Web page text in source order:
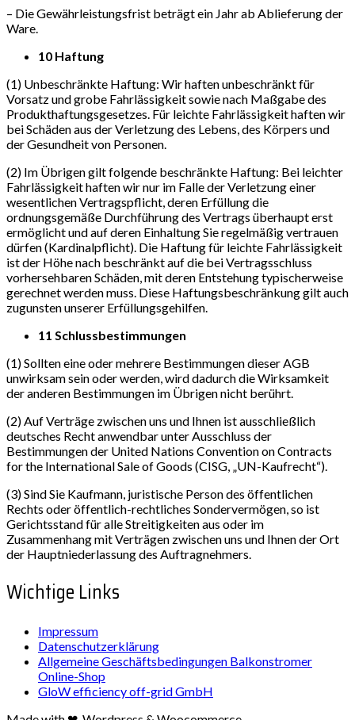
– Die Gewährleistungsfrist beträgt ein Jahr ab Ablieferung der
Ware.
10 Haftung
(1) Unbeschränkte Haftung: Wir haften unbeschränkt für
Vorsatz und grobe Fahrlässigkeit sowie nach Maßgabe des
Produkthaftungsgesetzes. Für leichte Fahrlässigkeit haften wir
bei Schäden aus der Verletzung des Lebens, des Körpers und
der Gesundheit von Personen.
(2) Im Übrigen gilt folgende beschränkte Haftung: Bei leichter
Fahrlässigkeit haften wir nur im Falle der Verletzung einer
wesentlichen Vertragspflicht, deren Erfüllung die
ordnungsgemäße Durchführung des Vertrags überhaupt erst
ermöglicht und auf deren Einhaltung Sie regelmäßig vertrauen
dürfen (Kardinalpflicht). Die Haftung für leichte Fahrlässigkeit
ist der Höhe nach beschränkt auf die bei Vertragsschluss
vorhersehbaren Schäden, mit deren Entstehung typischerweise
gerechnet werden muss. Diese Haftungsbeschränkung gilt auch
zugunsten unserer Erfüllungsgehilfen.
11 Schlussbestimmungen
(1) Sollten eine oder mehrere Bestimmungen dieser AGB
unwirksam sein oder werden, wird dadurch die Wirksamkeit
der anderen Bestimmungen im Übrigen nicht berührt.
(2) Auf Verträge zwischen uns und Ihnen ist ausschließlich
deutsches Recht anwendbar unter Ausschluss der
Bestimmungen der United Nations Convention on Contracts
for the International Sale of Goods (CISG, „UN-Kaufrecht“).
(3) Sind Sie Kaufmann, juristische Person des öffentlichen
Rechts oder öffentlich-rechtliches Sondervermögen, so ist
Gerichtsstand für alle Streitigkeiten aus oder im
Zusammenhang mit Verträgen zwischen uns und Ihnen der Ort
der Hauptniederlassung des Auftragnehmers.
Wichtige Links
Impressum
Datenschutzerklärung
Allgemeine Geschäftsbedingungen Balkonstromer
Online-Shop
GloW efficiency off-grid GmbH